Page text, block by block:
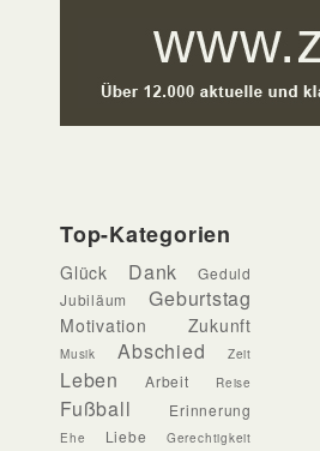
Top-Kategorien
Glück Dank
Geduld
Jubiläum
Geburtstag
Motivation Zukunft
Musik Abschied Zeit
Leben Arbeit Reise
Fußball Erinnerung
Ehe Liebe Gerechtigkeit